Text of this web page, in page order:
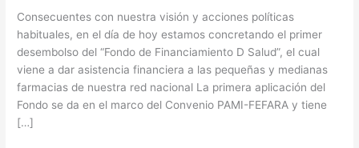
Consecuentes con nuestra visión y acciones políticas
habituales, en el día de hoy estamos concretando el primer
desembolso del “Fondo de Financiamiento D Salud”, el cual
viene a dar asistencia financiera a las pequeñas y medianas
farmacias de nuestra red nacional La primera aplicación del
Fondo se da en el marco del Convenio PAMI-FEFARA y tiene
[…]
GESTIÓN
FEFARA